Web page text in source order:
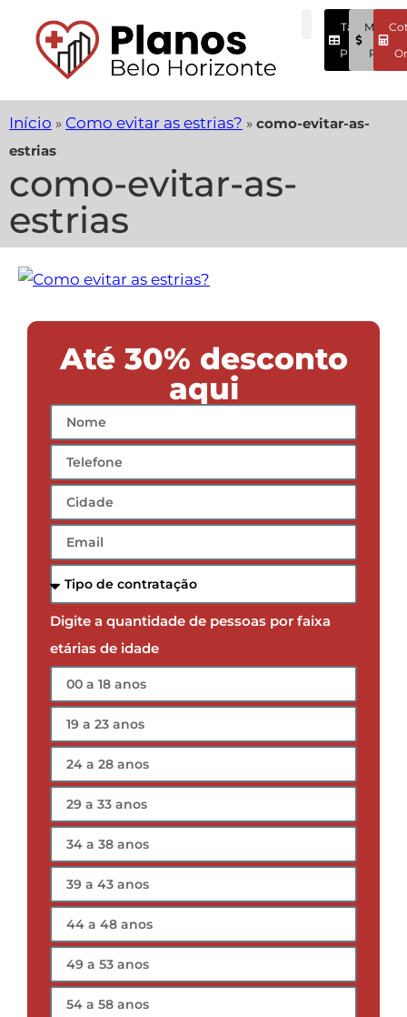
Tabela
PreçosPreços
Início » Como evitar as estrias? » como-evitar-as-
estrias
como-evitar-as-
estrias
Até 30% desconto
aqui
Digite a quantidade de pessoas por faixa
etárias de idade